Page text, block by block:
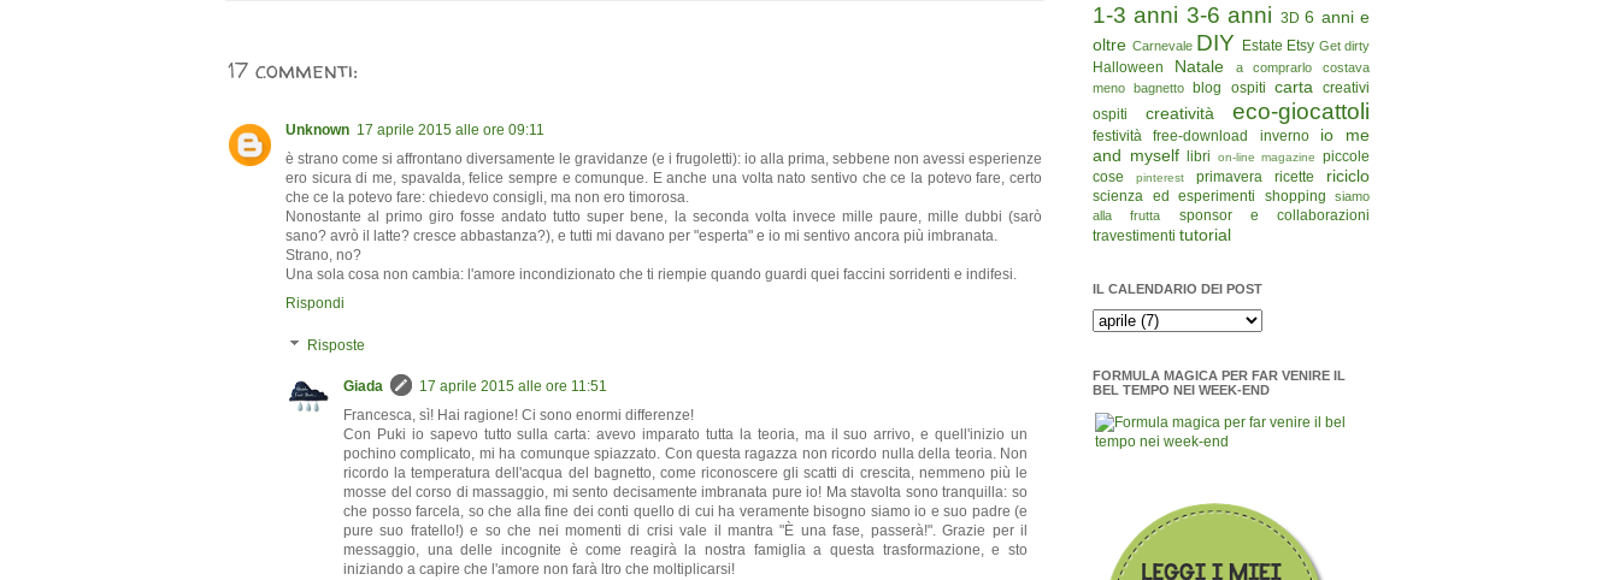
17 commenti:
Unknown 17 aprile 2015 alle ore 09:11
è strano come si affrontano diversamente le gravidanze (e i frugoletti): io alla prima, sebbene non avessi esperienze
ero sicura di me, spavalda, felice sempre e comunque. E anche una volta nato sentivo che ce la potevo fare, certo
che ce la potevo fare: chiedevo consigli, ma non ero timorosa.
Nonostante al primo giro fosse andato tutto super bene, la seconda volta invece mille paure, mille dubbi (sarò
sano? avrò il latte? cresce abbastanza?), e tutti mi davano per "esperta" e io mi sentivo ancora più imbranata.
Strano, no?
Una sola cosa non cambia: l'amore incondizionato che ti riempie quando guardi quei faccini sorridenti e indifesi.
Rispondi
Risposte
Giada
17 aprile 2015 alle ore 11:51
Francesca, sì! Hai ragione! Ci sono enormi differenze!
Con Puki io sapevo tutto sulla carta: avevo imparato tutta la teoria, ma il suo arrivo, e quell'inizio un
pochino complicato, mi ha comunque spiazzato. Con questa ragazza non ricordo nulla della teoria. Non
ricordo la temperatura dell'acqua del bagnetto, come riconoscere gli scatti di crescita, nemmeno più le
mosse del corso di massaggio, mi sento decisamente imbranata pure io! Ma stavolta sono tranquilla: so
che posso farcela, so che alla fine dei conti quello di cui ha veramente bisogno siamo io e suo padre (e
pure suo fratello!) e so che nei momenti di crisi vale il mantra "È una fase, passerà!". Grazie per il
messaggio, una delle incognite è come reagirà la nostra famiglia a questa trasformazione, e sto
iniziando a capire che l'amore non farà ltro che moltiplicarsi!
1-3 anni 3-6 anni 3D 6 anni e
oltre Carnevale DIY Estate Etsy Get dirty
Halloween Natale
a comprarlo costava
meno
bagnetto blog ospiti carta
creativi
ospiti
creatività eco-giocattoli
festività free-download inverno
io me
and myself libri on-line magazine
piccole
cose
pinterest primavera ricette riciclo
scienza ed esperimenti shopping
siamo
alla frutta
sponsor e collaborazioni
travestimenti tutorial
IL CALENDARIO DEI POST
FORMULA MAGICA PER FAR VENIRE IL
BEL TEMPO NEI WEEK-END